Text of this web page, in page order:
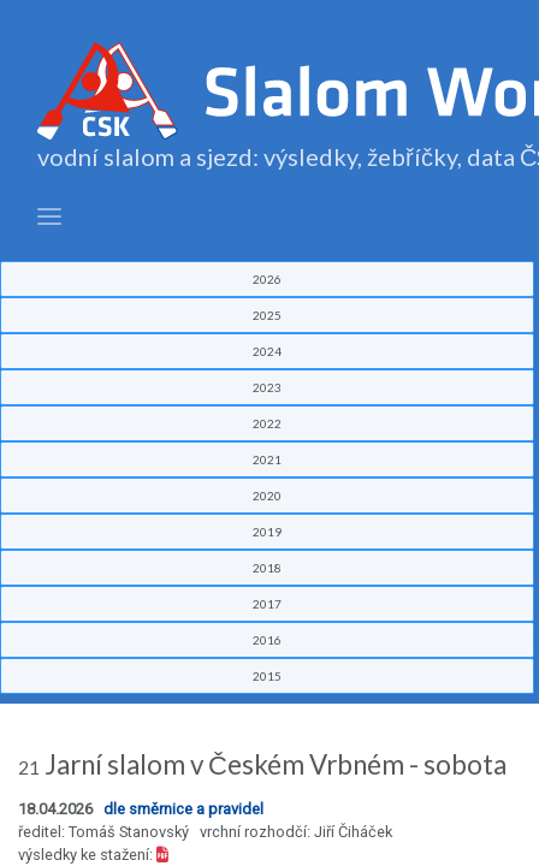
vodní slalom a sjezd: výsledky, žebříčky, data
2026
2025
2024
2023
2022
2021
2020
2019
2018
2017
2016
2015
21 Jarní slalom v Českém Vrbném - sobota
18.04.2026 dle směrnice a pravidel
ředitel: Tomáš Stanovský vrchní rozhodčí: Jiří Čiháček
výsledky ke stažení: